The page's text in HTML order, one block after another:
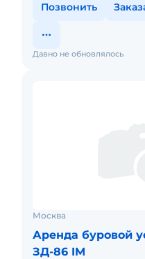
Позвонить
Давно не обновлялось
Москва
Аренда буровой
ЗД-86 IM